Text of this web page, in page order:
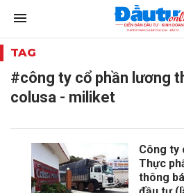
TAG
#công ty cổ phần lương
colusa - miliket
Công ty
Thực
thông